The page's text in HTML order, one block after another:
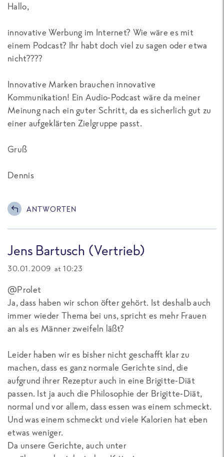
Hallo,
innovative Werbung im Internet? Wie wäre es mit
einem Podcast? Ihr habt doch viel zu sagen oder etwa
nicht????
Innovative Marken brauchen innovative
Kommunikation! Ein Audio-Podcast wäre da meiner
Meinung nach ein guter Schritt, da es sicherlich gut zu
einer aufgeklärten Zielgruppe passt.
Gruß
Dennis
ANTWORTEN
Jens Bartusch (Vertrieb)
30.01.2009 at 10:23
@Prolet
Ja, dass haben wir schon öfter gehört. Ist deshalb auch
immer wieder Thema bei uns, spricht es mehr Frauen
an als es Männer zweifeln läßt?
Leider haben wir es bisher nicht geschafft klar zu
machen, dass es ganz normale Gerichte sind, die
aufgrund ihrer Rezeptur auch in eine Brigitte-Diät
passen. Ist ja auch die Philosophie der Brigitte-Diät,
normal und vor allem, dass essen was einem schmeckt.
Und was einem schmeckt und viele Kalorien hat eben
etwas weniger.
Da unsere Gerichte, auch unter